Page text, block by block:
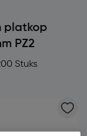
platkop
PZ2
Stuks